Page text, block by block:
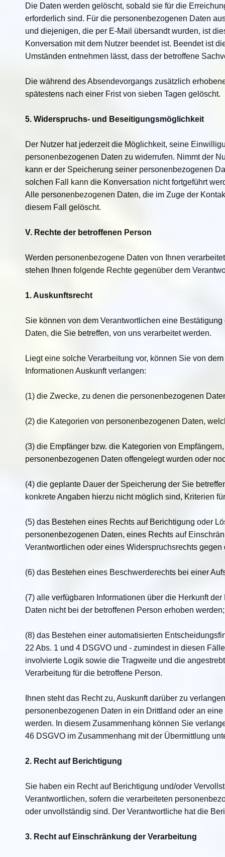
Die Daten werden gelöscht, sobald sie für die
erforderlich sind. Für die personenbezogenen Daten
und diejenigen, die per E-Mail übersandt wurden, ist
Konversation mit dem Nutzer beendet ist. Beendet ist
Umständen entnehmen lässt, dass der betroffene
Die während des Absendevorgangs zusätzlich
spätestens nach einer Frist von sieben Tagen gelöscht.
5. Widerspruchs- und Beseitigungsmöglichkeit
Der Nutzer hat jederzeit die Möglichkeit, seine
personenbezogenen Daten zu widerrufen. Nimmt der
kann er der Speicherung seiner personenbezogenen
solchen Fall kann die Konversation nicht fortgeführt
Alle personenbezogenen Daten, die im Zuge der
diesem Fall gelöscht.
V. Rechte der betroffenen Person
Werden personenbezogene Daten von Ihnen
stehen Ihnen folgende Rechte gegenüber dem
1. Auskunftsrecht
Sie können von dem Verantwortlichen eine
Daten, die Sie betreffen, von uns verarbeitet werden.
Liegt eine solche Verarbeitung vor, können Sie von
Informationen Auskunft verlangen:
(1) die Zwecke, zu denen die personenbezogenen
(2) die Kategorien von personenbezogenen Daten,
(3) die Empfänger bzw. die Kategorien von
personenbezogenen Daten offengelegt wurden oder
(4) die geplante Dauer der Speicherung der Sie
konkrete Angaben hierzu nicht möglich sind, Kriterien
(5) das Bestehen eines Rechts auf Berichtigung oder
personenbezogenen Daten, eines Rechts auf
Verantwortlichen oder eines Widerspruchsrechts gegen
(6) das Bestehen eines Beschwerderechts bei einer
(7) alle verfügbaren Informationen über die Herkunft
Daten nicht bei der betroffenen Person erhoben werden;
(8) das Bestehen einer automatisierten
22 Abs. 1 und 4 DSGVO und - zumindest in diesen
involvierte Logik sowie die Tragweite und die
Verarbeitung für die betroffene Person.
Ihnen steht das Recht zu, Auskunft darüber zu
personenbezogenen Daten in ein Drittland oder an
werden. In diesem Zusammenhang können Sie
46 DSGVO im Zusammenhang mit der Übermittlung
2. Recht auf Berichtigung
Sie haben ein Recht auf Berichtigung und/oder
Verantwortlichen, sofern die verarbeiteten
oder unvollständig sind. Der Verantwortliche hat die
3. Recht auf Einschränkung der Verarbeitung